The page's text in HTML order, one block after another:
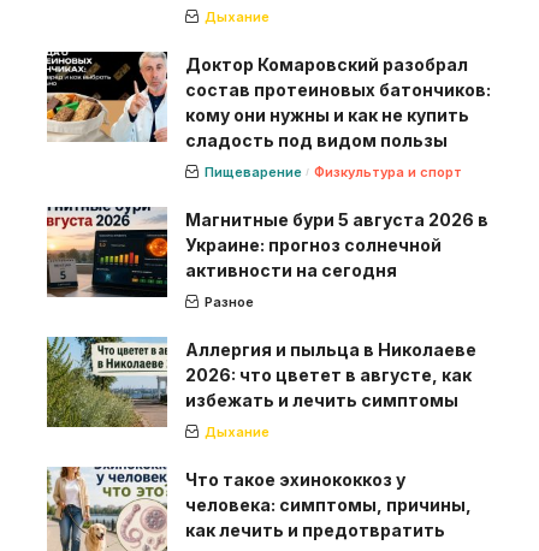
Дыхание
Доктор Комаровский разобрал
состав протеиновых батончиков:
кому они нужны и как не купить
сладость под видом пользы
Пищеварение Физкультура и спорт
Магнитные бури 5 августа 2026 в
Украине: прогноз солнечной
активности на сегодня
Разное
Аллергия и пыльца в Николаеве
2026: что цветет в августе, как
избежать и лечить симптомы
Дыхание
Что такое эхинококкоз у
человека: симптомы, причины,
как лечить и предотвратить